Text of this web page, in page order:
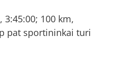
100 km,
pat sportininkai turi